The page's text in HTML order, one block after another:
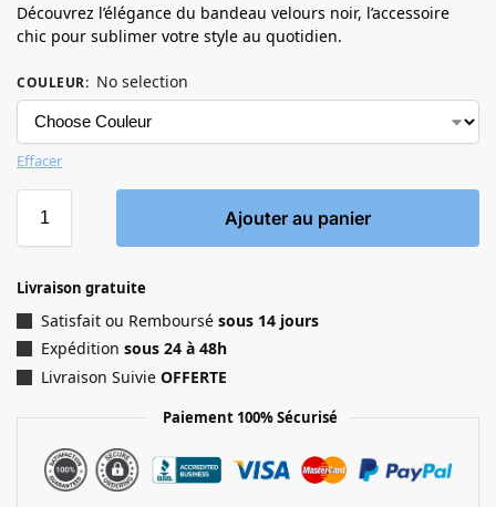
Découvrez l’élégance du bandeau velours noir, l’accessoire
chic pour sublimer votre style au quotidien.
COULEUR: No selection
Effacer
Ajouter au panier
Livraison gratuite
Satisfait ou Remboursé sous 14 jours
Expédition sous 24 à 48h
Livraison Suivie OFFERTE
Paiement 100% Sécurisé